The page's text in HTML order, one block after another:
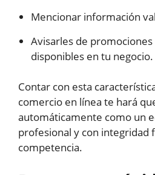
Mencionar información
Avisarles de
disponibles en tu negocio.
Contar con esta
comercio en línea te hará
automáticamente como un
profesional y con integridad
competencia.